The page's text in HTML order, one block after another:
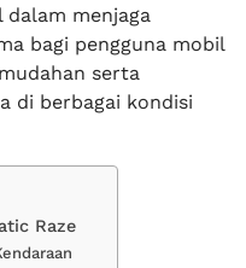
menjaga
bagi pengguna mobil
serta
di berbagai kondisi
Raze